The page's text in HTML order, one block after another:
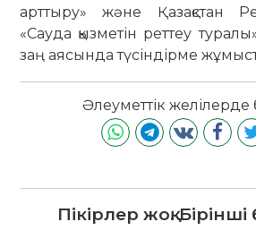
арттыру» және Қазақстан
«Сауда қызметін реттеу
заң аясында түсіндірме
Әлеуметтік желілерде
Пікірлер жоқ.